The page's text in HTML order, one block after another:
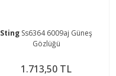
Sting Ss6364 6009aj Güneş
Gözlüğü
1.713,50 TL